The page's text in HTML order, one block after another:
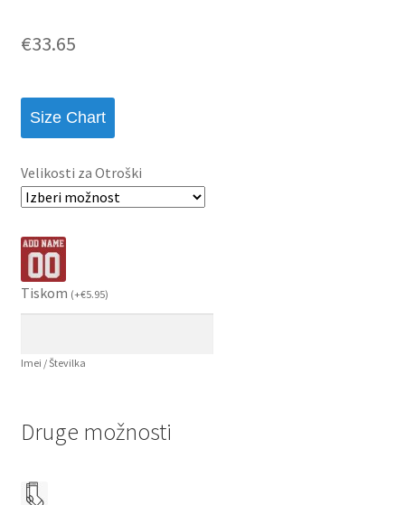
€33.65
Size Chart
Velikosti za Otroški
Tiskom (+€5.95)
Imei / Številka
Druge možnosti